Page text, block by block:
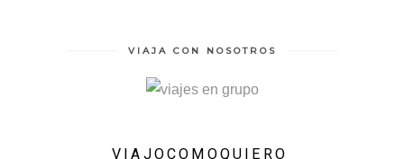
VIAJA CON NOSOTROS
VIAJOCOMOQUIERO